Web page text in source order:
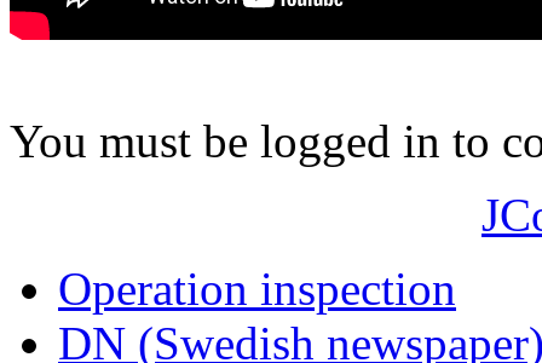
You must be logged in to
Operation inspection
DN (Swedish